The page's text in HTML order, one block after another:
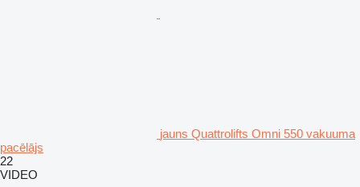
jauns Quattrolifts Omni 550 vakuuma
pacēlājs
22
VIDEO